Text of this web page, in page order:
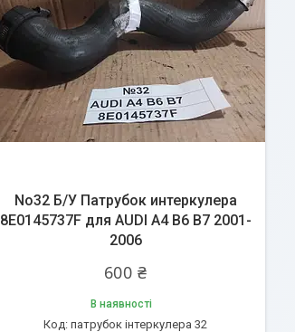
No32 Б/У Патрубок интеркулера
8E0145737F для AUDI A4 B6 B7 2001-
2006
600 ₴
В наявності
патрубок інтеркулера 32